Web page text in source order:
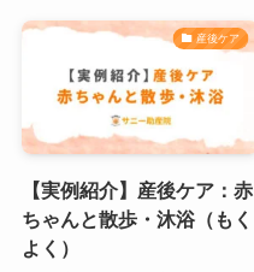
産後ケア
【実例紹介】産後ケア：赤
ちゃんと散歩・沐浴（もく
よく）